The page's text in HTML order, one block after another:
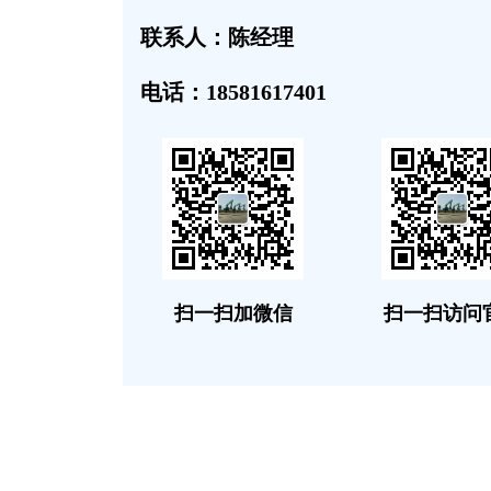
联系人：陈经理
电话：18581617401
扫一扫加微信 扫一扫访问